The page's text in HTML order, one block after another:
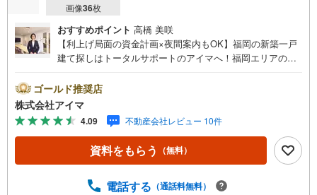
画像36枚
おすすめポイント 高橋 美咲
【利上げ局面の資金計画×夜間案内もOK】福岡の新築一戸
建て探しはトータルサポートのアイマへ！福岡エリアの最
画」から「物件選び」まで全力でバックアップいたしま
す。＼株式会社アイマが選ばれる2大サポート/【プロ目線
のローンの提案力】大手ネット銀行をはじめ多数の金融機
関と提携。お借入期間「最長50年」のプランや今注目の低
金利プランなど、購入後の生活にゆとりを持たせるための
最適な資金計画をご提案します。【フットワーク軽い安心
いて移動が大変」という方も大歓迎。平日・夜間の現地案
ゴールド推奨店
株式会社アイマ
4.09 不動産会社レビュー 10件
資料をもらう （無料）
電話する （通話料無料）